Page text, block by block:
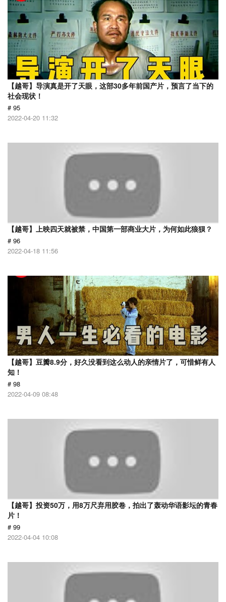
【越哥】导演真是开了天眼，这部30多年前国产片，预言了当下的
社会现状！
# 95
2022-04-20 11:32
【越哥】上映四天就被禁，中国第一部商业大片，为何如此狼狈？
# 96
2022-04-18 11:56
【越哥】豆瓣8.9分，好久没看到这么动人的亲情片了，可惜鲜有人
知！
# 98
2022-04-09 08:48
【越哥】投资50万，用8万尺弃用胶卷，拍出了轰动华语影坛的青春
片！
# 99
2022-04-04 10:08